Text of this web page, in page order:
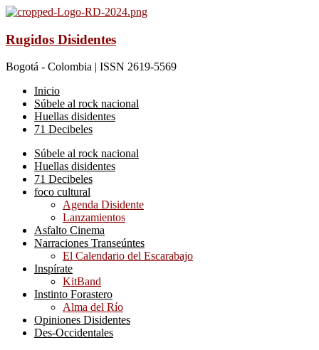
Rugidos Disidentes
Bogotá - Colombia | ISSN 2619-5569
Inicio
Súbele al rock nacional
Huellas disidentes
71 Decibeles
Súbele al rock nacional
Huellas disidentes
71 Decibeles
foco cultural
Agenda Disidente
Lanzamientos
Asfalto Cinema
Narraciones Transeúntes
El Calendario del Escarabajo
Inspírate
KitBand
Instinto Forastero
Alma del Río
Opiniones Disidentes
Des-Occidentales